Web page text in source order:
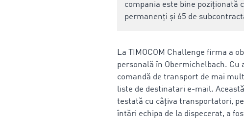
compania este bine poziționată
permanenți și 65 de
La TIMOCOM Challenge firma a
personală în Obermichelbach.
comandă de transport de mai
liste de destinatari e-mail.
testată cu câțiva transportatori,
întări echipa de la dispecerat, a